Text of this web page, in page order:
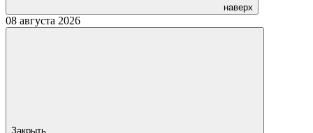
наверх
08 августа 2026
Закрыть